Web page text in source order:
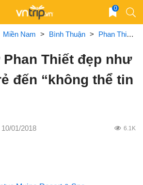
0
Miền Nam > Bình Thuận > Phan Thiết
Thiết đẹp như
đến “không thể tin
10/01/2018 6.1K